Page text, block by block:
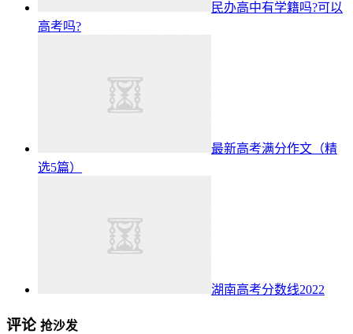
民办高中有学籍吗?可以
高考吗?
最新高考满分作文（精
选5篇）
湖南高考分数线2022
评论 抢沙发